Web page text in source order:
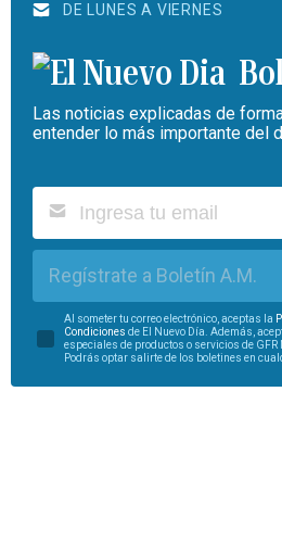
DE LUNES A VIERNES
Las noticias explicadas de
entender lo más importante del
Regístrate a Boletín A.M.
Al someter tu correo electrónico, aceptas la
Condiciones de El Nuevo Día. Además,
especiales de productos o servicios de
Podrás optar salirte de los boletines en